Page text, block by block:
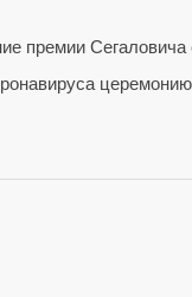
премии Сегаловича